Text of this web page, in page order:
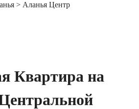
> Аланья Центр
Квартира на